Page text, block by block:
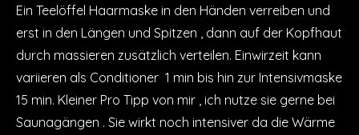
Ein Teelöffel Haarmaske in den Händen verreiben und
erst in den Längen und Spitzen , dann auf der Kopfhaut
durch massieren zusätzlich verteilen. Einwirzeit kann
variieren als Conditioner 1 min bis hin zur Intensivmaske
15 min. Kleiner Pro Tipp von mir , ich nutze sie gerne bei
Saunagängen . Sie wirkt noch intensiver da die Wärme